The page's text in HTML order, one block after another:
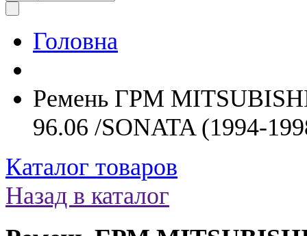
Головна
Ремень ГРМ
96.06 /SONATA (1994-
Каталог товаров
Назад в каталог